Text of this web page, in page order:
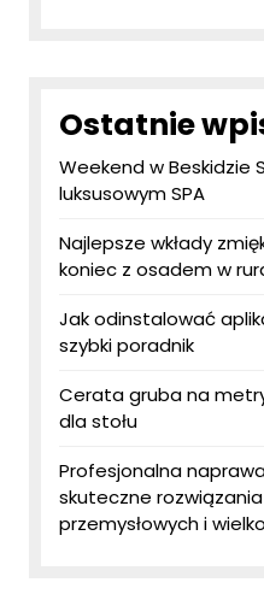
Ostatnie
Weekend w Beskidzie
luksusowym SPA
Najlepsze wkłady
koniec z osadem w
Jak odinstalować
szybki poradnik
Cerata gruba na
dla stołu
Profesjonalna
skuteczne
przemysłowych i